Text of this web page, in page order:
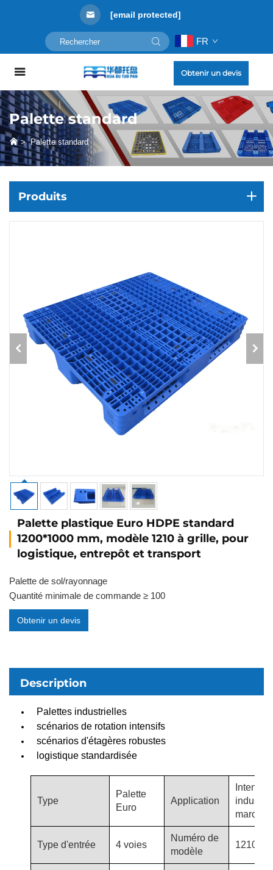
[email protected]
FR
Obtenir un devis
Palette standard
>Palette standard
Produits
Palette plastique Euro HDPE standard
1200*1000 mm, modèle 1210 à grille, pour
logistique, entrepôt et transport
Palette de sol/rayonnage
Quantité minimale de commande ≥ 100
Obtenir un devis
Description
Palettes industrielles
scénarios de rotation intensifs
scénarios d'étagères robustes
logistique standardisée
Type
Palette
Euro
Application
Intensif,
Type d'entrée 4 voies
Numéro de
modèle
1210-